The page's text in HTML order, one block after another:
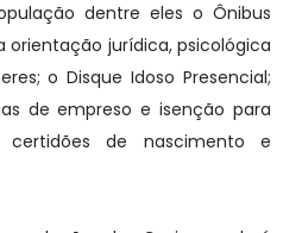
dentre eles o Ônibus
orientação jurídica, psicológica
o Disque Idoso Presencial;
de empreso e isenção para
de nascimento e